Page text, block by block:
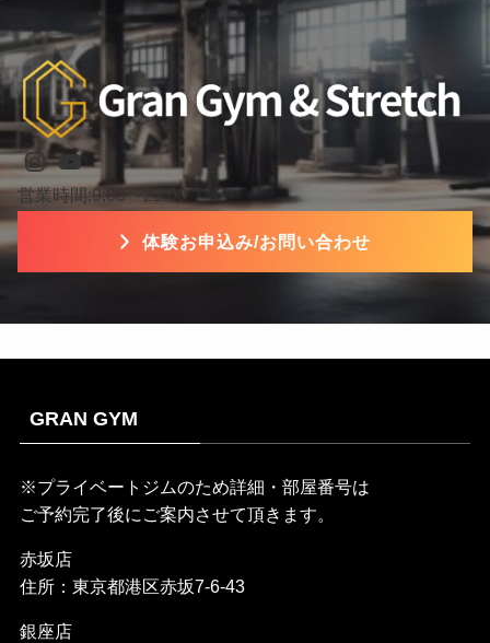
Instagram
YouTube
営業時間:9:00〜22:00
体験お申込み/お問い合わせ
GRAN GYM
※プライベートジムのため詳細・部屋番号は
ご予約完了後にご案内させて頂きます。
赤坂店
住所：東京都港区赤坂7-6-43
銀座店